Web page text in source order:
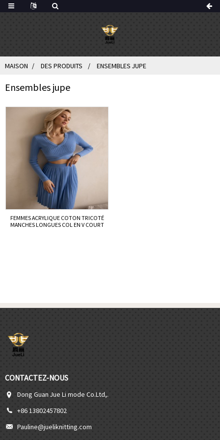
MAISON DES PRODUITS ENSEMBLES JUPE
Ensembles jupe
FEMMES ACRYLIQUE COTON TRICOTÉ
MANCHES LONGUES COL EN V COURT
CONTACTEZ-NOUS
Dong Guan Jue Li mode Co.Ltd,.
+86 13802457802
Pauline@jueliknitting.com